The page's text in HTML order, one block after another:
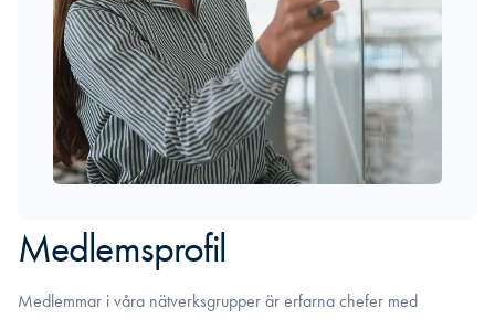
Medlemsprofil
Medlemmar i våra nätverksgrupper är erfarna chefer med